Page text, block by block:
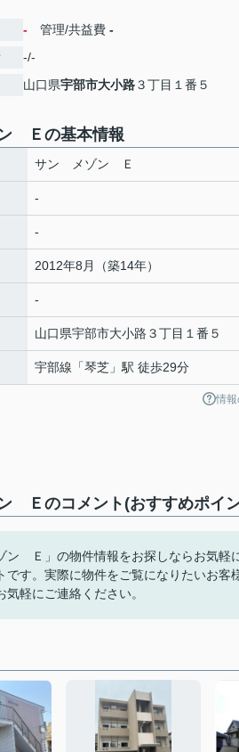
- 管理/共益費 -
-/-
山口県宇部市大小路３丁目１番５
Ｅの基本情報
サン メゾン Ｅ
-
-
2012年8月（築14年）
-
山口県宇部市大小路 ３丁目１番５
宇部線 「琴芝 」駅 徒歩29分
情
Ｅのコメント(おすすめポイ
ン Ｅ」の物件情報をお探しならお気軽
です。実際に物件をご覧になりたいお
気軽にご連絡ください。